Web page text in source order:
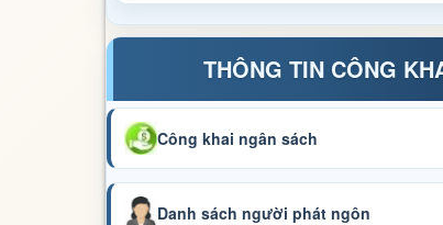
THÔNG TIN CÔNG
Công khai ngân sách
Danh sách người phát ngôn